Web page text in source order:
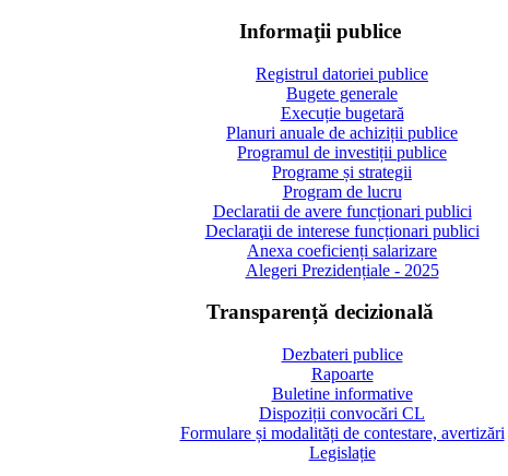
Informaţii publice
Registrul datoriei publice
Bugete generale
Execuție bugetară
Planuri anuale de achiziții publice
Programul de investiții publice
Programe și strategii
Program de lucru
Declaratii de avere funcționari publici
Declaraţii de interese funcționari publici
Anexa coeficienți salarizare
Alegeri Prezidențiale - 2025
Transparență decizională
Dezbateri publice
Rapoarte
Buletine informative
Dispoziții convocări CL
Formulare și modalități de contestare, avertizări
Legislație